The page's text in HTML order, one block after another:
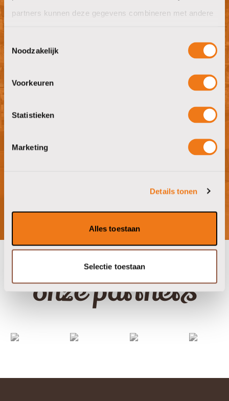
partners kunnen deze gegevens combineren met andere
verzameld op basis van uw gebruik van hun services.
Noodzakelijk
Voorkeuren
Statistieken
Marketing
Details tonen
Alles toestaan
Selectie toestaan
Willen jullie ook goeie koffie op het
hebben?
onze partners